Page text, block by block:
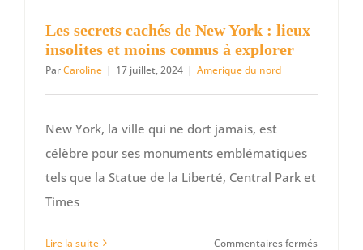
Les secrets cachés de New York : lieux
insolites et moins connus à explorer
ParCaroline | 17 juillet, 2024 | Amerique du nord
New York, la ville qui ne dort jamais, est
célèbre pour ses monuments emblématiques
tels que la Statue de la Liberté, Central Park et
Times
Lire la suite Commentaires ferméssur